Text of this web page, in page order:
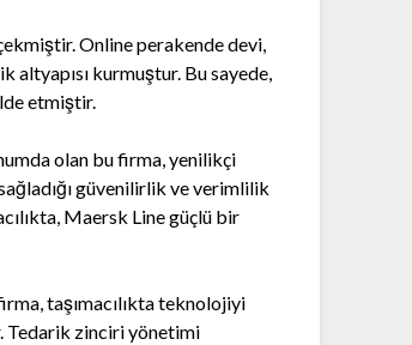
Online perakende devi,
altyapısı kurmuştur. Bu sayede,
etmiştir.
olan bu firma, yenilikçi
güvenilirlik ve verimlilik
Maersk Line güçlü bir
taşımacılıkta teknolojiyi
Tedarik zinciri yönetimi